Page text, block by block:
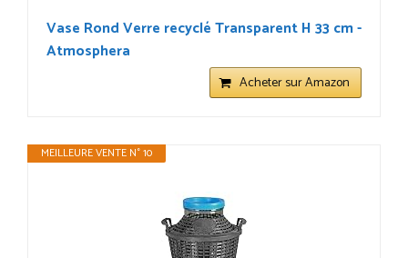
Vase Rond Verre recyclé Transparent H 33 cm -
Atmosphera
Acheter sur Amazon
MEILLEURE VENTE N° 10